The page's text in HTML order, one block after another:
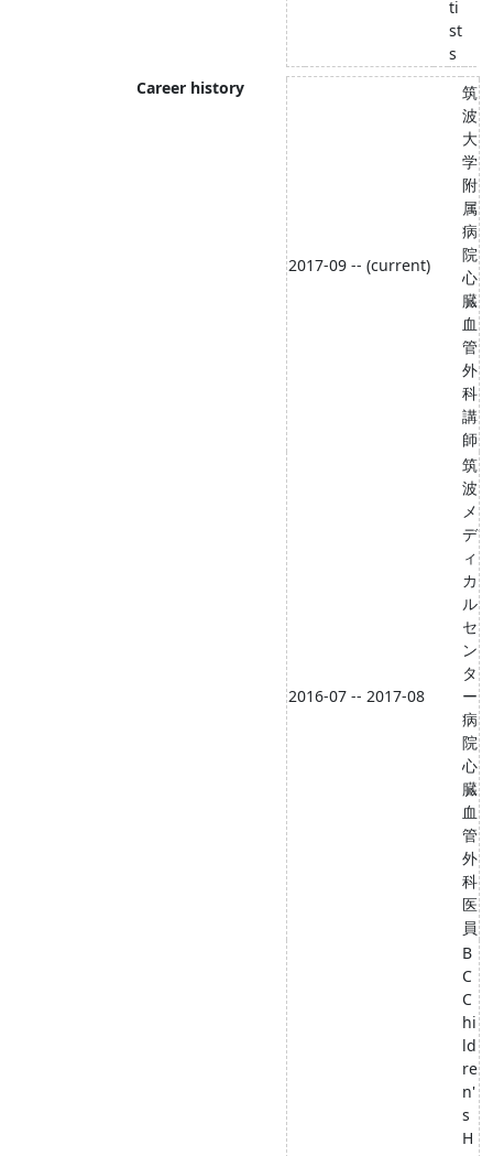
ti
st
s
Career history
2017-09 -- (current)
筑
波
大
学
附
属
病
院
心
臓
血
管
外
科
講
師
2016-07 -- 2017-08
筑
波
メ
デ
ィ
カ
ル
セ
ン
タ
ー
病
院
心
臓
血
管
外
科
医
員
B
C
C
hi
ld
re
n'
s
H